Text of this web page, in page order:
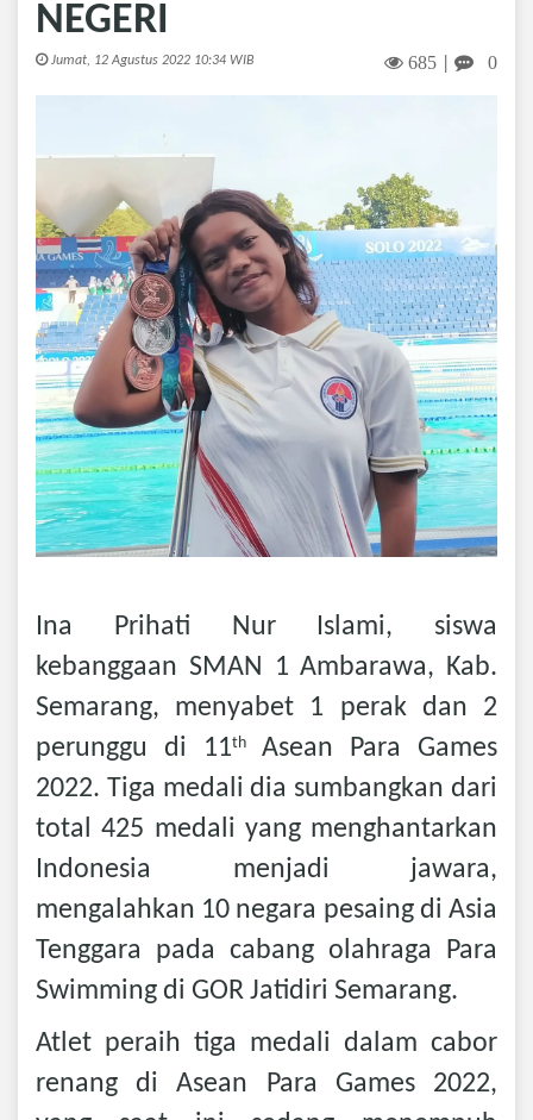
NEGERI
Jumat, 12 Agustus 2022 10:34 WIB 685 0
Ina Prihati Nur Islami, siswa
kebanggaan SMAN 1 Ambarawa, Kab.
Semarang, menyabet 1 perak dan 2
perunggu di 11thAsean Para Games
2022. Tiga medali dia sumbangkan dari
total 425 medali yang menghantarkan
Indonesia menjadi jawara,
mengalahkan 10 negara pesaing di Asia
Tenggara pada cabang olahraga Para
Swimming di GOR Jatidiri Semarang.
Atlet peraih tiga medali dalam cabor
renang di Asean Para Games 2022,